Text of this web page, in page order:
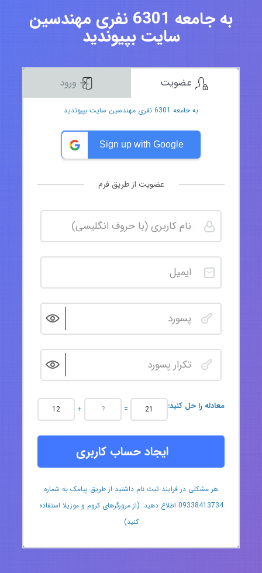
به جامعه 6301 نفری مهندسین
سایت بپیوندید
به جامعه 6301 نفری مهندسین سایت بپیوندید
Sign up with Google
عضویت از طریق فرم
:معادله را حل کنید + =
ایجاد حساب کاربری
هر مشکلی در فرایند ثبت نام داشتید از طریق پیامک به شماره
09338413734 اطلاع دهید. (از مرورگرهای کروم و موزیلا استفاده
کنید)